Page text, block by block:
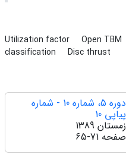
Utilization factor Open TBM
classification
Disc thrust
دوره 5، شماره 10 - شماره
پیاپی 10
زمستان 1389
صفحه 65-71